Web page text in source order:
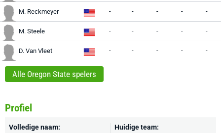
M. Reckmeyer - - - - -
M. Steele - - - - -
D. Van Vleet - - - - -
Alle Oregon State spelers
Profiel
Volledige naam:
Huidige team: